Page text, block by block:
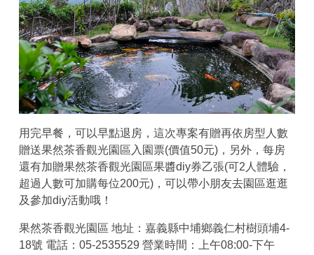
用完早餐，可以早點退房，這次專案有贈再依房型人數
贈送果然茶香觀光園區入園票(價值50元)，另外，每房
還有加贈果然茶香觀光園區果醬diy券乙張(可2人體驗，
超過人數可加購每位200元)，可以帶小朋友去園區逛逛
及參加diy活動哦！
果然茶香觀光園區 地址：嘉義縣中埔鄉義仁村樹頭埔4-
18號 電話：05-2535529 營業時間：上午08:00-下午